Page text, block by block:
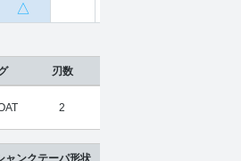
△
刃数
2
ャンクテーパ形状